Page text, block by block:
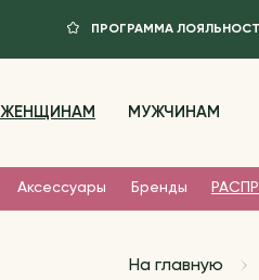
ПРОГРАММА
ЖЕНЩИНАМ МУЖЧИНАМ
Аксессуары Бренды
На главную